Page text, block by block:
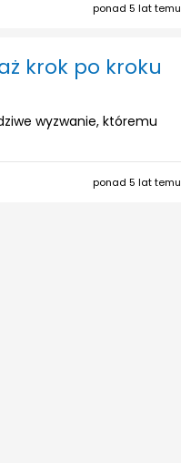
ponad 5 lat temu
krok po kroku
wyzwanie, któremu
ponad 5 lat temu